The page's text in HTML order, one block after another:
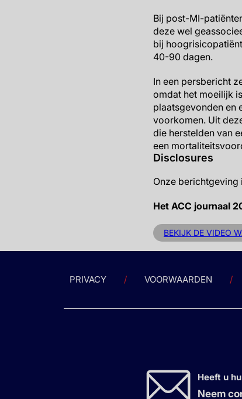
Bij post-MI-
deze wel
bij
40-90 dagen.
In een persbericht
omdat het moeilijk
plaatsgevonden en
voorkomen. Uit
die herstelden van
een
Disclosures
Onze
Het ACC journaal
BEKIJK DE VIDEO
PRIVACY VOORWAARDEN
Heeft u
Neem